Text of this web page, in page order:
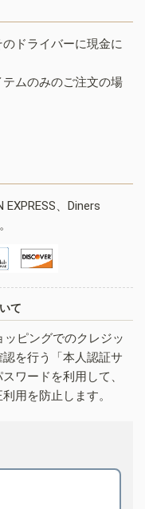
ドライバーに現金に
ムのみのご注文の場
、Diners
て
ピングでのクレジッ
を行う「本人認証サ
ワードを利用して、
用を防止します。